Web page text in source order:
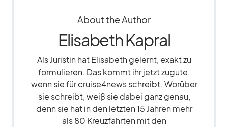
About the Author
Elisabeth Kapral
Als Juristin hat Elisabeth gelernt, exakt zu
formulieren. Das kommt ihr jetzt zugute,
wenn sie für cruise4news schreibt. Worüber
sie schreibt, weiß sie dabei ganz genau,
denn sie hat in den letzten 15 Jahren mehr
als 80 Kreuzfahrten mit den